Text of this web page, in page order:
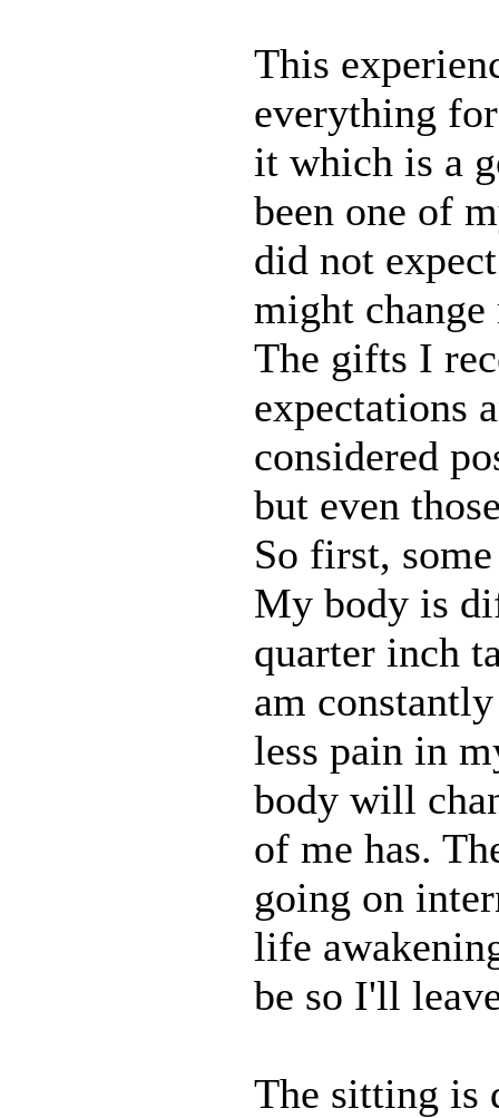
This
everything
it which is a
been one of
did not
might
The gifts I
expectations
considered
but even
So first,
My body is
quarter inch
am
less pain in
body will
of me has.
going on
life
be so I'll
The sitting is